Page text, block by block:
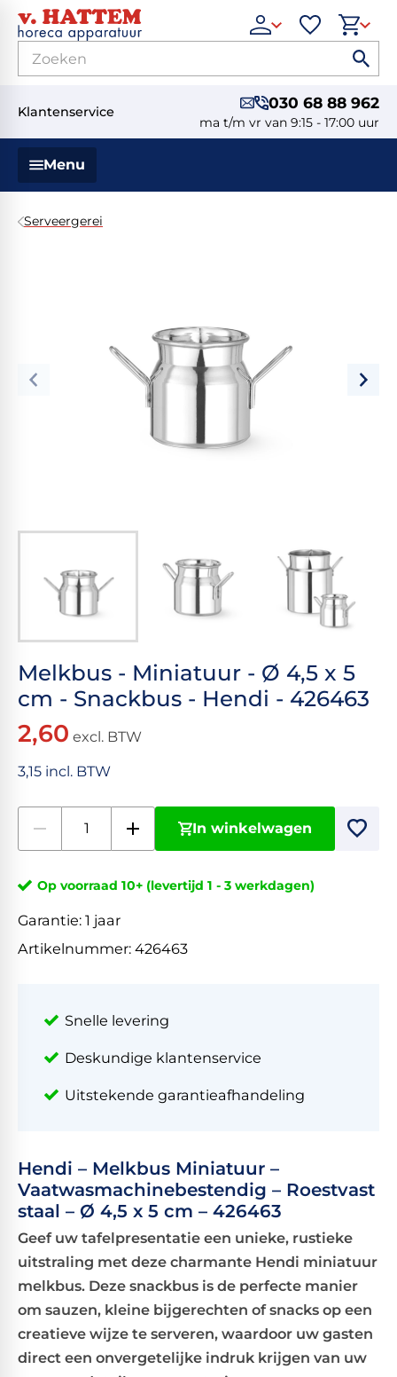
Klantenservice 030 68 88 962
ma t/m vr van 9:15 - 17:00 uur
Menu
Serveergerei
Melkbus - Miniatuur - Ø 4,5 x 5
cm - Snackbus - Hendi - 426463
2,60 excl. BTW
3,15 incl. BTW
In winkelwagen
Op voorraad 10+ (levertijd 1 - 3 werkdagen)
Garantie: 1 jaar
Artikelnummer: 426463
Snelle levering
Deskundige klantenservice
Uitstekende garantieafhandeling
Hendi – Melkbus Miniatuur –
Vaatwasmachinebestendig – Roestvast
staal – Ø 4,5 x 5 cm – 426463
Geef uw tafelpresentatie een unieke, rustieke
uitstraling met deze charmante Hendi miniatuur
melkbus. Deze snackbus is de perfecte manier
om sauzen, kleine bijgerechten of snacks op een
creatieve wijze te serveren, waardoor uw gasten
direct een onvergetelijke indruk krijgen van uw